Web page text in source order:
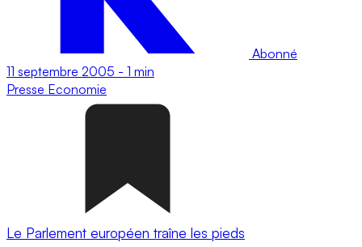
Abonné
11 septembre 2005 - 1 min
Presse Economie
Le Parlement européen traîne les pieds